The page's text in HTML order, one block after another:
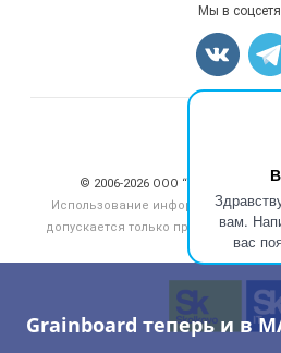
вам.
вас
Grainboard теперь и в
Карта
Мы в
© 2006‑2026 ООО “Инлайн”. 12+
Использование информации,
допускается только при
сайт